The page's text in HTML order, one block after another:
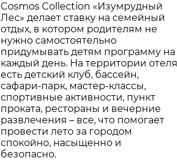
Cosmos Collection «Изумрудный
Лес» делает ставку на семейный
отдых, в котором родителям не
нужно самостоятельно
придумывать детям программу на
каждый день. На территории отеля
есть детский клуб, бассейн,
сафари-парк, мастер-классы,
спортивные активности, пункт
проката, рестораны и вечерние
развлечения – все, что помогает
провести лето за городом
спокойно, насыщенно и
безопасно.